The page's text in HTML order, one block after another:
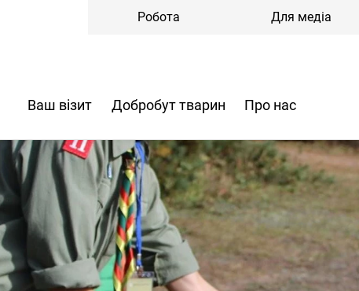
Робота Для медіа
Ваш візит Добробут тварин Про нас